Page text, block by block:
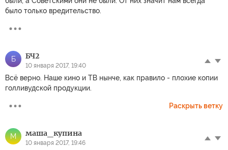
было только вредительство.
Б БЧ2
10 января 2017, 19:40
Всё верно. Наше кино и ТВ нынче, как правило - плохие копии
голливудской продукции.
Раскрыть ветку
М маша_купина
10 января 2017, 19:46